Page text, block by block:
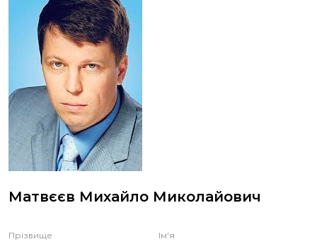
ЗВЕРНЕННЯ ГРОМАДЯН
КОРИСНА ІНФОРМАЦІЯ
ЗВІТИ
НОРМАТИВНО-ПРАВОВА БАЗА
ДЕМОКРАТИЧНИЙ КОНТРОЛЬ
ЛІЦЕНЗУВАННЯ
Матвєєв Михайло Миколайович
Прізвище Ім'я